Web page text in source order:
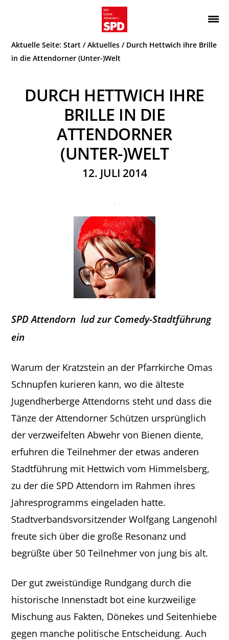
springen
springen
SPD
Leben.
Attendorn.
Aktuelle Seite:Start / Aktuelles /Durch Hettwich ihre Brille
in die Attendorner (Unter-)Welt
DURCH HETTWICH IHRE
BRILLE IN DIE
ATTENDORNER
(UNTER-)WELT
12. JULI 2014
SPD Attendorn lud zur Comedy-Stadtführung
ein
Warum der Kratzstein an der Pfarrkirche Omas
Schnupfen kurieren kann, wo die älteste
Jugendherberge Attendorns steht und dass die
Tänze der Attendorner Schützen ursprünglich
der verzweifelten Abwehr von Bienen diente,
erfuhren die Teilnehmer der etwas anderen
Stadtführung mit Hettwich vom Himmelsberg,
zu der die SPD Attendorn im Rahmen ihres
Jahresprogramms eingeladen hatte.
Stadtverbandsvorsitzender Wolfgang Langenohl
freute sich über die große Resonanz und
begrüßte über 50 Teilnehmer von jung bis alt.
Der gut zweistündige Rundgang durch die
historische Innenstadt bot eine kurzweilige
Mischung aus Fakten, Dönekes und Seitenhiebe
gegen manche politische Entscheidung. Auch